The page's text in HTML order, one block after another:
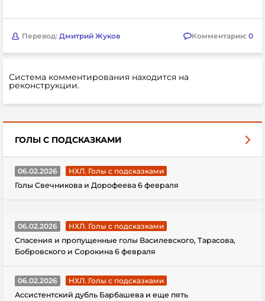
Перевод: Дмитрий Жуков Комментарии: 0
Система комментирования находится на
реконструкции.
ГОЛЫ С ПОДСКАЗКАМИ
06.02.2026
НХЛ. Голы с подсказками
Голы Свечникова и Дорофеева 6 февраля
06.02.2026
НХЛ. Голы с подсказками
Спасения и пропущенные голы Василевского, Тарасова,
Бобровского и Сорокина 6 февраля
06.02.2026
НХЛ. Голы с подсказками
Ассистентский дубль Барбашева и еще пять